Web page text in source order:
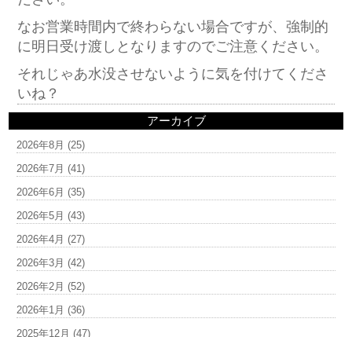
なお営業時間内で終わらない場合ですが、強制的
に明日受け渡しとなりますのでご注意ください。
それじゃあ水没させないように気を付けてくださ
いね？
アーカイブ
2026年8月 (25)
2026年7月 (41)
2026年6月 (35)
2026年5月 (43)
2026年4月 (27)
2026年3月 (42)
2026年2月 (52)
2026年1月 (36)
2025年12月 (47)